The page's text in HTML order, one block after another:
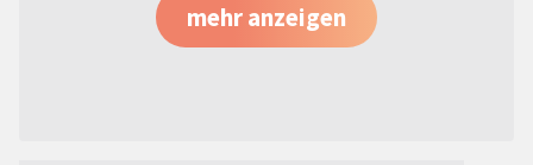
mehr anzeigen